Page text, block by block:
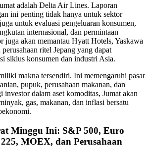
adalah Delta Air Lines. Laporan
ini penting tidak hanya untuk sektor
untuk evaluasi pengeluaran konsumen,
internasional, dan permintaan
juga akan memantau Hyatt Hotels, Yaskawa
ritel Jepang yang dapat
siklus konsumen dan industri Asia.
makna tersendiri. Ini memengaruhi pasar
pupuk, perusahaan makanan, dan
investor dalam aset komoditas, Jumat akan
gas, makanan, dan inflasi bersatu
Minggu Ini: S&P 500, Euro
MOEX, dan Perusahaan